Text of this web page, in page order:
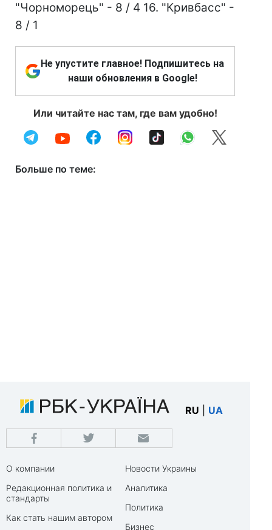
"Чорноморець" - 8 / 4 16. "Кривбасс" -
8 / 1
Не упустите главное! Подпишитесь на
наши обновления в Google!
Или читайте нас там, где вам удобно!
Больше по теме:
RU UA
О компании
Редакционная политика и
стандарты
Как стать нашим автором
Новости Украины
Аналитика
Политика
Бизнес